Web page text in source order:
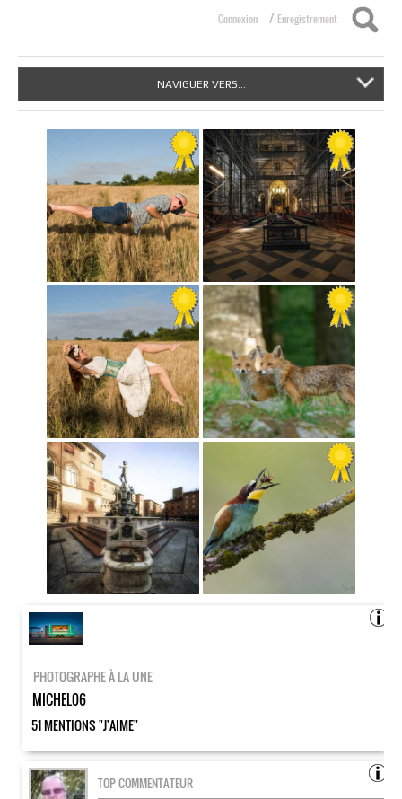
Connexion / Enregistrement
NAVIGUER VERS...
PHOTOGRAPHE À LA UNE
MICHEL06
51 MENTIONS "J'AIME"
TOP COMMENTATEUR